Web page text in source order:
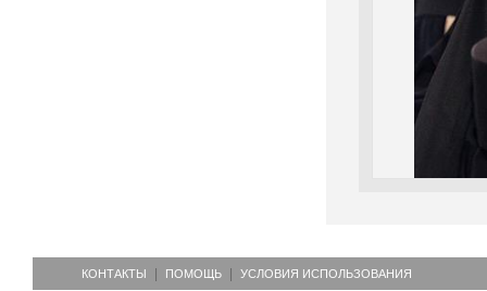
КОНТАКТЫ ПОМОЩЬ УСЛОВИЯ ИСПОЛЬЗОВАНИЯ